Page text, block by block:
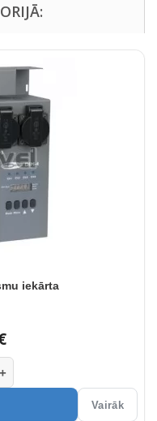
iekārta
+
Vairāk